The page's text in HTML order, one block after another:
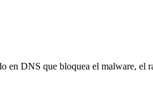
en DNS que bloquea el malware,